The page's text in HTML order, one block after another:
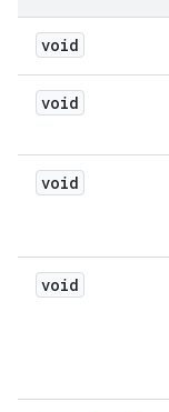
void
void
void
void